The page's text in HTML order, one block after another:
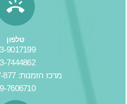
טלפון
9017199
7444862
מרכז הזמנות: 1700-557-877
7606710